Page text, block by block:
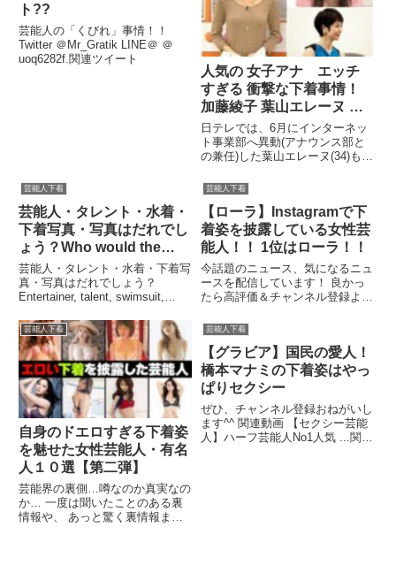
ト??
芸能人の「くびれ」事情！！
Twitter ＠Mr_Gratik LINE＠ ＠
uoq6282f.関連ツイート
人気の 女子アナ エッチ
すぎる 衝撃な下着事情！
加藤綾子 葉山エレーヌ 夏
目三久 山崎夕貴 三田友梨
佳ほか
日テレでは、6月にインターネッ
ト事業部へ異動(アナウンス部と
の兼任)した葉山エレーヌ(34)も、
...関連ツイート
芸能人下着
芸能人・タレント・水着・
下着写真・写真はだれでし
ょう？Who would the
photograph be?
芸能人・タレント・水着・下着写
真・写真はだれでしょう？
Entertainer, talent, swimsuit,
would the photograph be?関連ツ
イート
芸能人下着
【ローラ】Instagramで下
着姿を披露している女性芸
能人！！ 1位はローラ！！
今話題のニュース、気になるニュ
ースを配信しています！ 良かっ
たら高評価＆チャンネル登録よろ
す...関連ツイート
芸能人下着
自身のドエロすぎる下着姿
を魅せた女性芸能人・有名
人１０選【第二弾】
芸能界の裏側…噂なのか真実なの
か… 一度は聞いたことのある裏
情報や、 あっと驚く裏情報まで
芸能人下着
【グラビア】国民の愛人！
橋本マナミの下着姿はやっ
ぱりセクシー
ぜひ、チャンネル登録おねがいし
ます^^ 関連動画 【セクシー芸能
人】ハーフ芸能人No1人気 ...関連